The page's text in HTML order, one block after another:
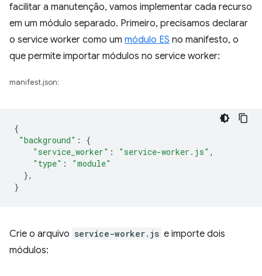
facilitar a manutenção, vamos implementar cada recurso
em um módulo separado. Primeiro, precisamos declarar
o service worker como um módulo ES no manifesto, o
que permite importar módulos no service worker:
manifest.json:
{
"background" :
{
"service_worker" : "service-worker.js" ,
"type" :
"module"
},
}
Crie o arquivo service-worker.js e importe dois
módulos: